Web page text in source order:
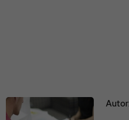
Autor: